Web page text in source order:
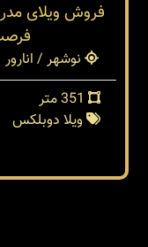
نوشهر / انارور
ویلا دوبلکس